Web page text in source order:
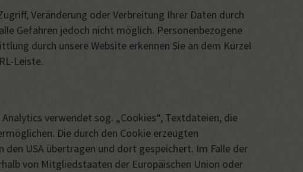
Veränderung oder Verbreitung Ihrer Daten durch
Gefahren jedoch nicht möglich. Personenbezogene
durch unsere Website erkennen Sie an dem Kürzel
Leiste.
verwendet sog. „Cookies“, Textdateien, die
Die durch den Cookie erzeugten
USA übertragen und dort gespeichert. Im Falle der
von Mitgliedstaaten der Europäischen Union oder